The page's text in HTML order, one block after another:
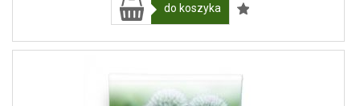
do koszyka